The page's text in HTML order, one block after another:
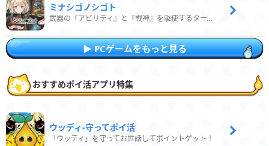
ミナシゴノシゴト
武器の『アビリティ』と『戦神』を駆使するターン制コマンドバトルRPG！
PCゲームをもっと見る
おすすめポイ活アプリ特集
ウッディ‐守ってポイ活
「ウッディ」を守ってお世話してポイントゲット！